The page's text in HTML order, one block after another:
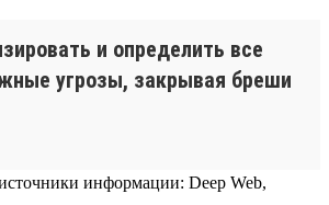
и определить все
угрозы, закрывая бреши
информации: Deep Web,